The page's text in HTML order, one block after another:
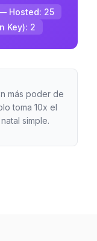
Hosted: 25
Key): 2
más poder de
toma 10x el
simple.